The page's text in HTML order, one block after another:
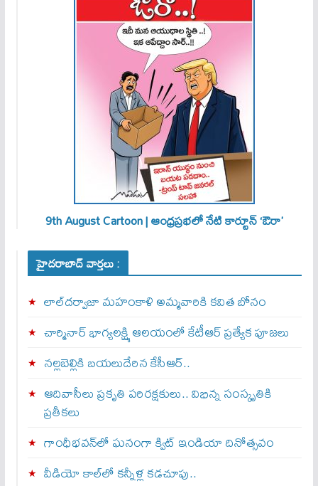
9th August Cartoon | ఆంధ్రప్రభలో నేటి కార్టూన్ ‘ఔరా’
హైదరాబాద్ వార్తలు :
లాల్‌దర్వాజా మహంకాళి అమ్మవారికి కవిత బోనం
చార్మినార్‌ భాగ్యలక్ష్మి ఆలయంలో కేటీఆర్ ప్రత్యేక పూజలు
నల్లబెల్లికి బయలుదేరిన కేసీఆర్‌..
ఆదివాసీలు ప్రకృతి పరిరక్షకులు.. విభిన్న సంస్కృతికి
ప్రతీకలు
గాంధీభవన్‌లో ఘనంగా క్విట్‌ ఇండియా దినోత్సవం
వీడియో కాల్‌లో కన్నీళ్ల కడచూపు..